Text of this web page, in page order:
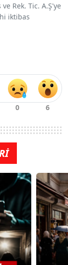
Rek. Tic. A.Ş'ye
iktibas